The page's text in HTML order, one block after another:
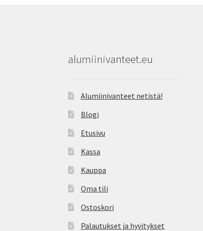
alumiinivanteet.eu
Alumiinivanteet netistä!
Blogi
Etusivu
Kassa
Kauppa
Oma tili
Ostoskori
Palautukset ja hyvitykset